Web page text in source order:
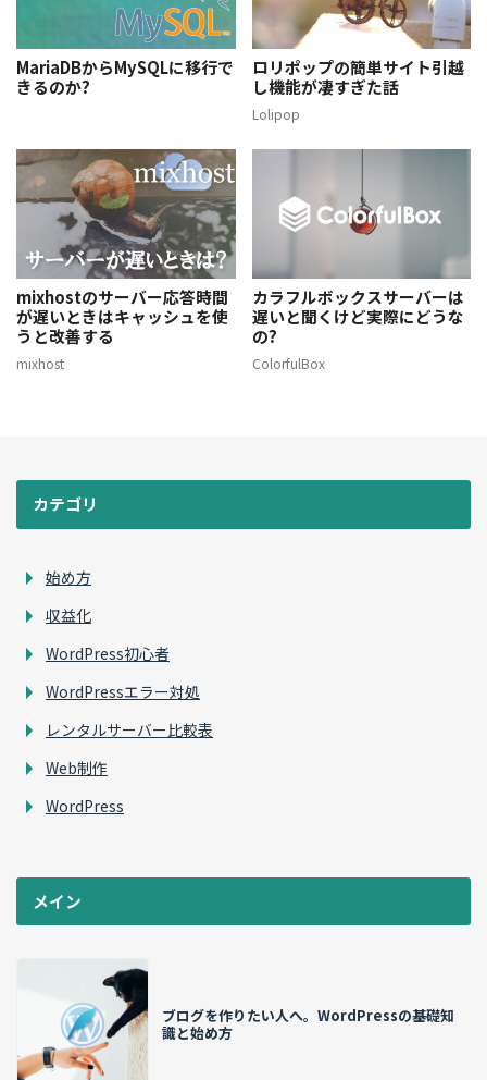
MariaDBからMySQLに移行で
きるのか?
ロリポップの簡単サイト引越
し機能が凄すぎた話
Lolipop
mixhostのサーバー応答時間
が遅いときはキャッシュを使
うと改善する
mixhost
カラフルボックスサーバーは
遅いと聞くけど実際にどうな
の?
ColorfulBox
カテゴリ
始め方
収益化
WordPress初心者
WordPressエラー対処
レンタルサーバー比較表
Web制作
WordPress
メイン
ブログを作りたい人へ。WordPressの基礎知
識と始め方